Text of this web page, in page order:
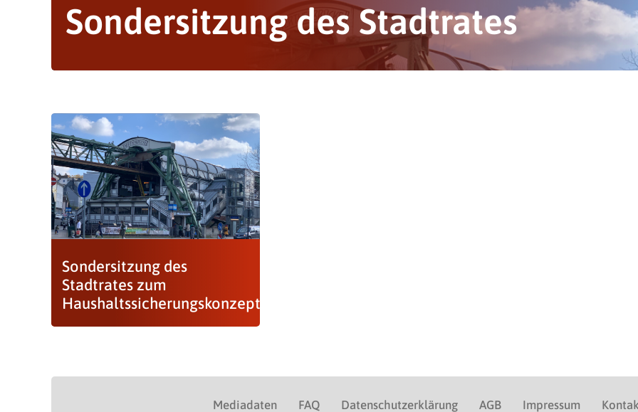
Sondersitzung des Stadtrates
Sondersitzung des
Stadtrates zum
Haushaltssicherungskonzept
Mediadaten FAQ Datenschutzerklärung AGB Impressum